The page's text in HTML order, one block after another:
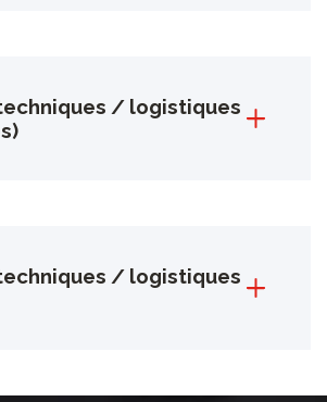
/ logistiques
/ logistiques